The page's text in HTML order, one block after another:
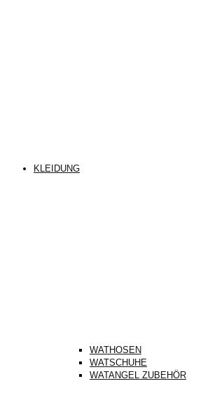
KLEIDUNG
WATHOSEN
WATSCHUHE
WATANGEL ZUBEHÖR